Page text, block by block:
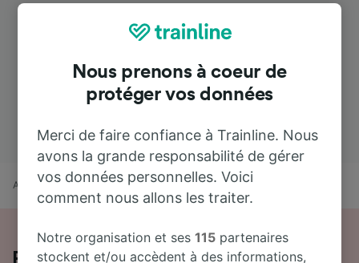
Accueil Horaires train Annappes à Baisieux
Prendre le train de Annappes à
Nous prenons à coeur de
protéger vos données
Merci de faire confiance à Trainline. Nous
avons la grande responsabilité de gérer
vos données personnelles. Voici
comment nous allons les traiter.
Notre organisation et ses115 partenaires
stockent et/ou accèdent à des informations,